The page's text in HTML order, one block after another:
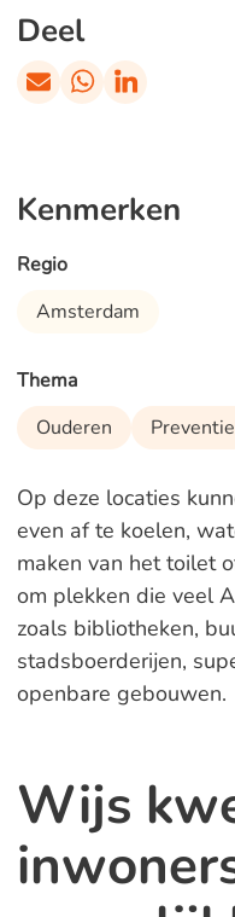
Op deze locaties
even af te koelen,
maken van het toilet
om plekken die veel
zoals bibliotheken,
stadsboerderijen,
openbare gebouwen.
Wijs
Deel
Kenmerken
Regio
Amsterdam
Thema
Ouderen
Preventie